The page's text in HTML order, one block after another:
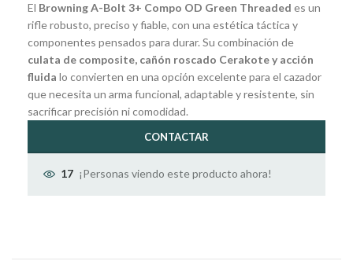
El Browning A-Bolt 3+ Compo OD Green Threaded es un
rifle robusto, preciso y fiable, con una estética táctica y
componentes pensados para durar. Su combinación de
culata de composite, cañón roscado Cerakote y acción
fluida lo convierten en una opción excelente para el cazador
que necesita un arma funcional, adaptable y resistente, sin
sacrificar precisión ni comodidad.
CONTACTAR
17 ¡Personas viendo este producto ahora!